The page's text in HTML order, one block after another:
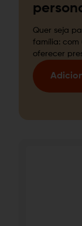
Quer seja
família: com
oferecer